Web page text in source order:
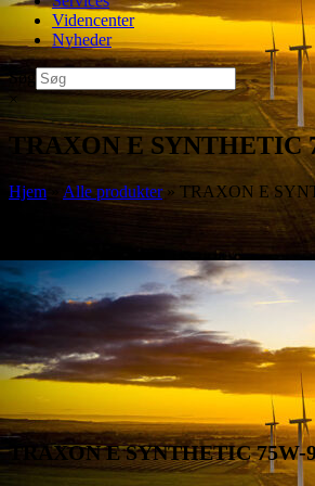
Videncenter
Nyheder
Søg
×
TRAXON E SYNTHETIC
Hjem » Alle produkter» TRAXON E
TRAXON E SYNTHETIC 75W-